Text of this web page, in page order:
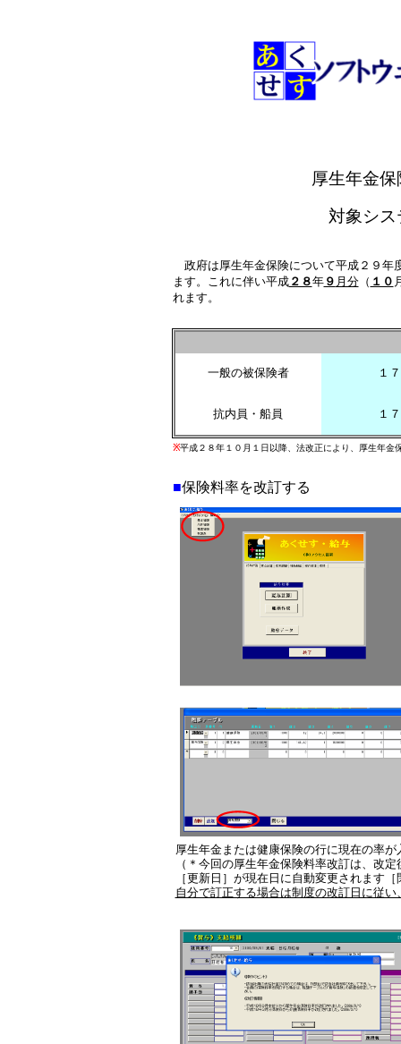
厚生年金保
対象シ
政府は厚生年金保険について平成２９年
ます。これに伴い平成２８年９ 月分（ １０
れます。
一般の被保険者 １
抗内員・船員 １
※平成２８年１０月１日以降、法改正により、厚生年金
■保険料率を改訂する
厚生年金または健康保険の行に現在の率
（＊今回の厚生年金保険料率改訂は、改
［更新日］が現在日に自動変更されます
自分で訂正する場合は制度の改訂日に従